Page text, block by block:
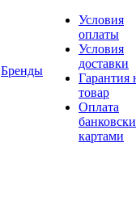
Бренды
Условия
оплаты
Условия
доставки
Гарантия
товар
Оплата
картами